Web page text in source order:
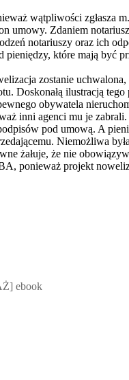
wątpliwości zgłasza
umowy. Zdaniem
notariuszy oraz ich
pieniędzy, które mają być
zostanie
Doskonałą ilustracją
obywatela
inni agenci mu je
pod umową. A
Niemożliwa
żałuje, że nie
ponieważ projekt
ebook